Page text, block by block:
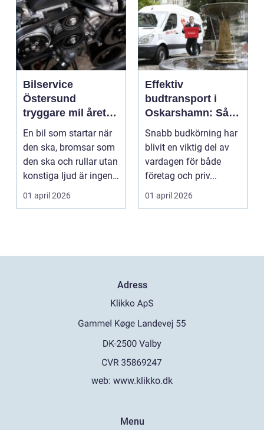
Bilservice
Östersund
tryggare mil året
runt
En bil som startar när
den ska, bromsar som
den ska och rullar utan
konstiga ljud är ingen
självklar...
01 april 2026
Effektiv
budtransport i
Oskarshamn: Så
väljer företag och
privatpersoner rätt
lösning
Snabb budkörning har
blivit en viktig del av
vardagen för både
företag och priv...
01 april 2026
Adress
web: www.klikko.dk
Menu